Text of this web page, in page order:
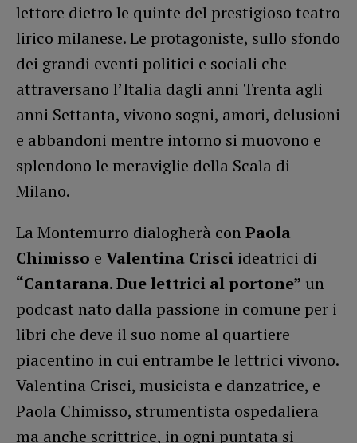
lettore dietro le quinte del prestigioso teatro
lirico milanese. Le protagoniste, sullo sfondo
dei grandi eventi politici e sociali che
attraversano l’Italia dagli anni Trenta agli
anni Settanta, vivono sogni, amori, delusioni
e abbandoni mentre intorno si muovono e
splendono le meraviglie della Scala di
Milano.
La Montemurro dialogherà conPaola
Chimisso e Valentina Crisci ideatrici di
“Cantarana. Due lettrici al portone” un
podcast nato dalla passione in comune per i
libri che deve il suo nome al quartiere
piacentino in cui entrambe le lettrici vivono.
Valentina Crisci, musicista e danzatrice, e
Paola Chimisso, strumentista ospedaliera
ma anche scrittrice, in ogni puntata si